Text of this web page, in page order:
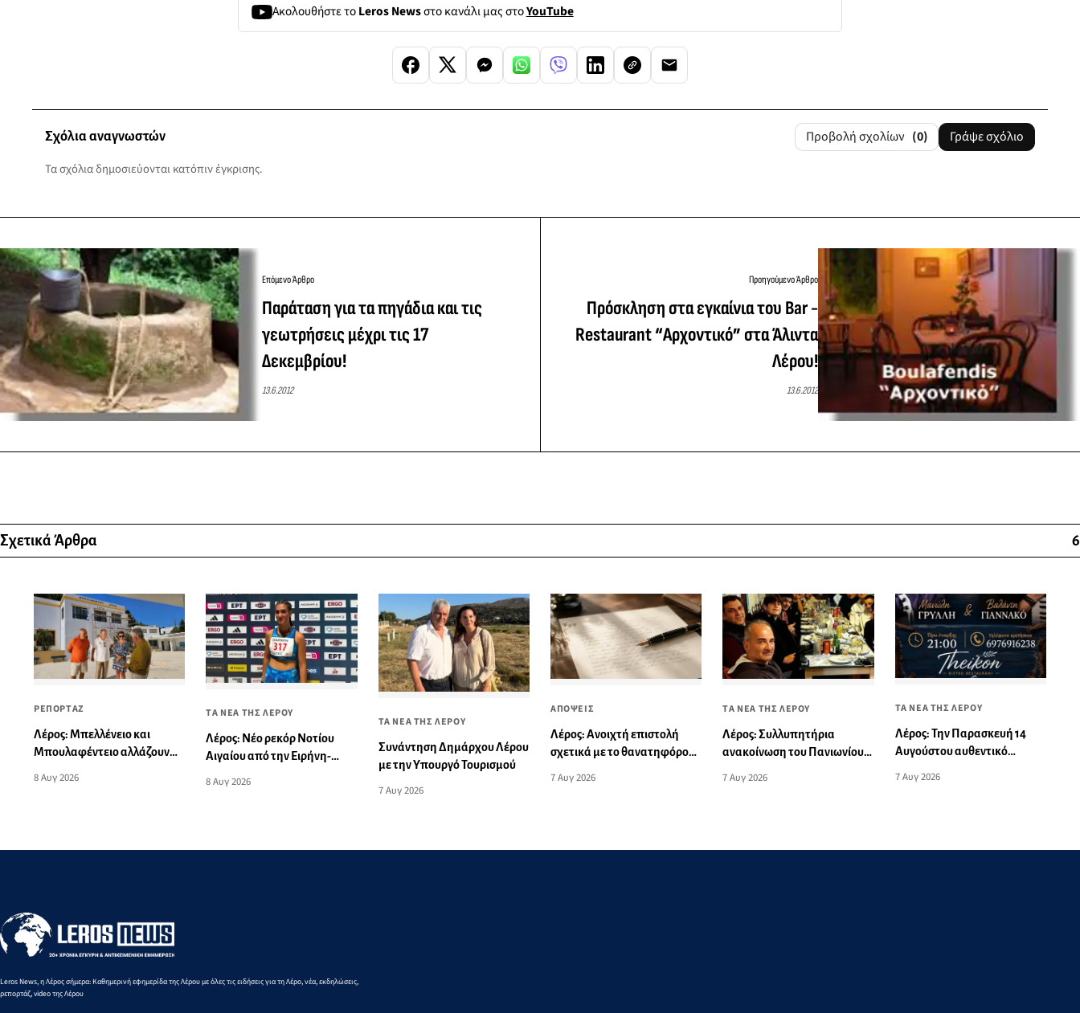
Ακολουθήστε τοLeros Newsστο κανάλι μας στοYouTube
Σχόλια αναγνωστών Προβολή σχολίων (0) Γράψε σχόλιο
Τα σχόλια δημοσιεύονται κατόπιν έγκρισης.
Επόμενο Άρθρο
Παράταση για τα πηγάδια και τις
γεωτρήσεις μέχρι τις 17
Δεκεμβρίου!
13.6.2012
Προηγούμενο Άρθρο
Πρόσκληση στα εγκαίνια του Bar -
Restaurant “Αρχοντικό” στα Άλιντα
Λέρου!
13.6.2012
Σχετικά Άρθρα 6
ΡΕΠΟΡΤΑΖ
Λέρος: Μπελλένειο και
Μπουλαφέντειο αλλάζουν
για τα παιδιά
8 Αυγ 2026
ΤΑ ΝΕΑ ΤΗΣ ΛΕΡΟΥ
Λέρος: Νέο ρεκόρ Νοτίου
Αιγαίου από την Ειρήνη-
μ. βάδην Κ16
8 Αυγ 2026
ΤΑ ΝΕΑ ΤΗΣ ΛΕΡΟΥ
Συνάντηση Δημάρχου Λέρου
με την Υπουργό Τουρισμού
7 Αυγ 2026
ΑΠΟΨΕΙΣ
Λέρος: Ανοιχτή επιστολή
σχετικά με το θανατηφόρο
νήμα μπορούμε και πρέπει
7 Αυγ 2026
ΤΑ ΝΕΑ ΤΗΣ ΛΕΡΟΥ
Λέρος: Συλλυπητήρια
ανακοίνωση του Πανιωνίου
Δημήτρη Καρατσώρη
7 Αυγ 2026
ΤΑ ΝΕΑ ΤΗΣ ΛΕΡΟΥ
Λέρος: Την Παρασκευή 14
Αυγούστου αυθεντικό
Bistro Restaurant!
7 Αυγ 2026
Leros News, η Λέρος σήμερα: Καθημερινή εφημερίδα της Λέρου με όλες τις ειδήσεις για τη Λέρο, νέα, εκδηλώσεις,
ρεπορτάζ, video της Λέρου